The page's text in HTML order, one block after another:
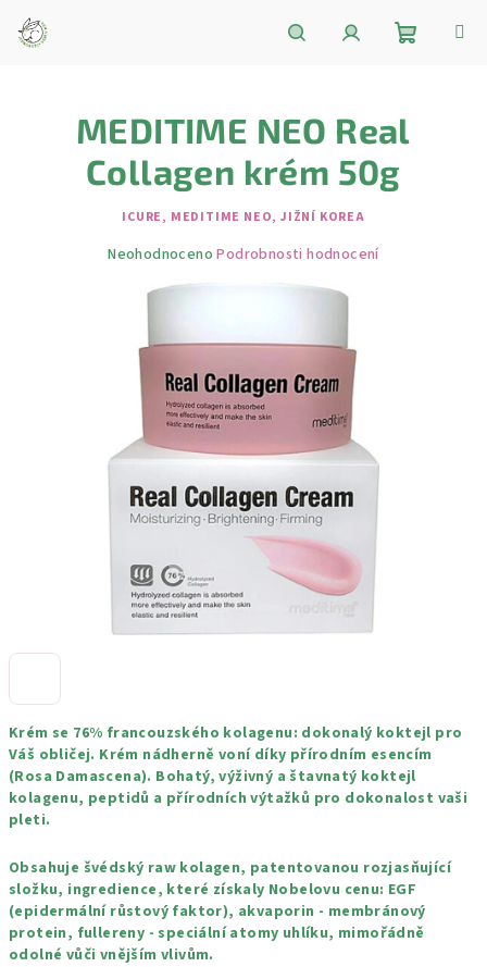
obsah
košík
Krém se 76% francouzského kolagenu: dokonalý koktejl pro
Váš obličej. Krém nádherně voní díky přírodním esencím
(Rosa Damascena). Bohatý, výživný a štavnatý koktejl
kolagenu, peptidů a přírodních výtažků pro dokonalost vaši
pleti.
Obsahuje švédský raw kolagen, patentovanou rozjasňující
složku, ingredience, které získaly Nobelovu cenu: EGF
(epidermální růstový faktor), akvaporin - membránový
protein, fullereny - speciální atomy uhlíku, mimořádně
odolné vůči vnějším vlivům.
MEDITIME NEO Real
Collagen krém 50g
ICURE, MEDITIME NEO, JIŽNÍ KOREA
Průměrné
produktu
hvězdiček.
Neohodnoceno Podrobnosti hodnocení